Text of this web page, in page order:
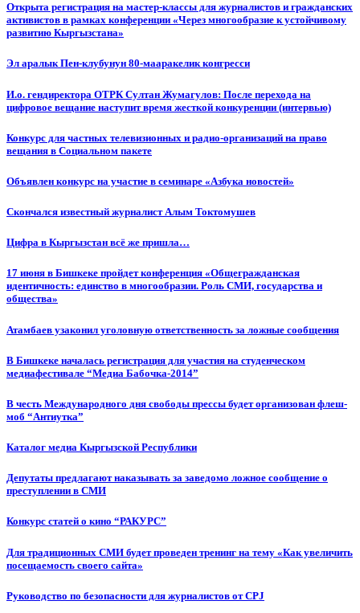
Открыта регистрация на мастер-классы для журналистов и гражданских
активистов в рамках конференции «Через многообразие к устойчивому
развитию Кыргызстана»
Эл аралык Пен-клубунун 80-мааракелик конгресси
И.о. гендиректора ОТРК Султан Жумагулов: После перехода на
цифровое вещание наступит время жесткой конкуренции (интервью)
Конкурс для частных телевизионных и радио-организаций на право
вещания в Социальном пакете
Объявлен конкурс на участие в семинаре «Азбука новостей»
Cкончался известный журналист Алым Токтомушев
Цифра в Кыргызстан всё же пришла…
17 июня в Бишкеке пройдет конференция «Общегражданская
идентичность: единство в многообразии. Роль СМИ, государства и
общества»
Атамбаев узаконил уголовную ответственность за ложные сообщения
В Бишкеке началась регистрация для участия на студенческом
медиафестивале “Медиа Бабочка-2014”
В честь Международного дня свободы прессы будет организован флеш-
моб “Антиутка”
Каталог медиа Кыргызской Республики
Депутаты предлагают наказывать за заведомо ложное сообщение о
преступлении в СМИ
Конкурс статей о кино “РАКУРС”
Для традиционных СМИ будет проведен тренинг на тему «Как увеличить
посещаемость своего сайта»
Руководство по безопасности для журналистов от CPJ